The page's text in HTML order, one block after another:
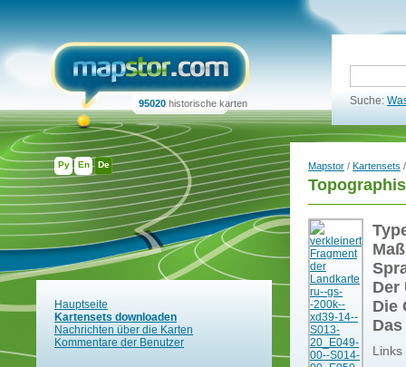
Ру En De
95020 historische karten Suche:
Hauptseite
Kartensets downloaden
Nachrichten über die Karten
Kommentare der Benutzer
Mapstor / Kartensets
Der
Die